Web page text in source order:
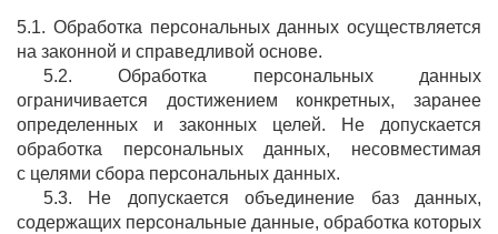
5.1. Обработка персональных данных осуществляется
на законной и справедливой основе.
5.2. Обработка персональных данных
ограничивается достижением конкретных, заранее
определенных и законных целей. Не допускается
обработка персональных данных, несовместимая
с целями сбора персональных данных.
5.3. Не допускается объединение баз данных,
содержащих персональные данные, обработка которых